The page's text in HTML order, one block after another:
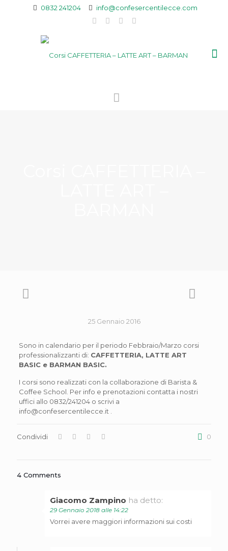
0832 241204 info@confesercentilecce.com
25 Gennaio 2016
Sono in calendario per il periodo Febbraio/Marzo corsi
professionalizzanti di: CAFFETTERIA, LATTE ART
BASIC e BARMAN BASIC.
I corsi sono realizzati con la collaborazione di Barista &
Coffee School. Per info e prenotazioni contatta i nostri
uffici allo 0832/241204 o scrivi a
info@confesercentilecce.it .
Condividi 0
4 Comments
Giacomo Zampino ha detto:
29 Gennaio 2018 alle 14:22
Vorrei avere maggiori informazioni sui costi